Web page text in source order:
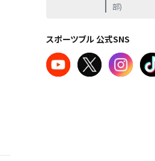
部)
スポーツブル 公式SNS